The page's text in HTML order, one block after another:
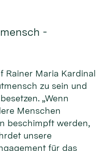
-
Rainer Maria Kardinal
zu sein und
„Wenn
Menschen
beschimpft werden,
unsere
für das